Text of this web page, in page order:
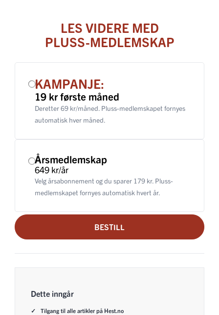
LES VIDERE MED
PLUSS-MEDLEMSKAP
KAMPANJE:
19 kr første måned
Deretter 69 kr/måned. Pluss-medlemskapet fornyes
automatisk hver måned.
Årsmedlemskap
649 kr/år
Velg årsabonnement og du sparer 179 kr. Pluss-
medlemskapet fornyes automatisk hvert år.
BESTILL
Dette inngår
Tilgang til alle artikler på Hest.no